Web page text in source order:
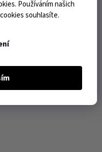
Používáním našich
souhlasíte.